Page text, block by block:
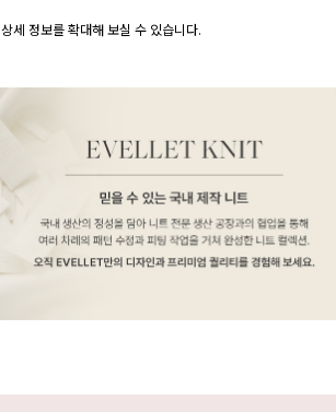
상세 정보를 확대해 보실 수 있습니다.